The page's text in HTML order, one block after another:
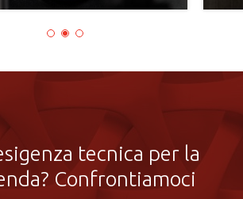
tecnica per la
Confrontiamoci